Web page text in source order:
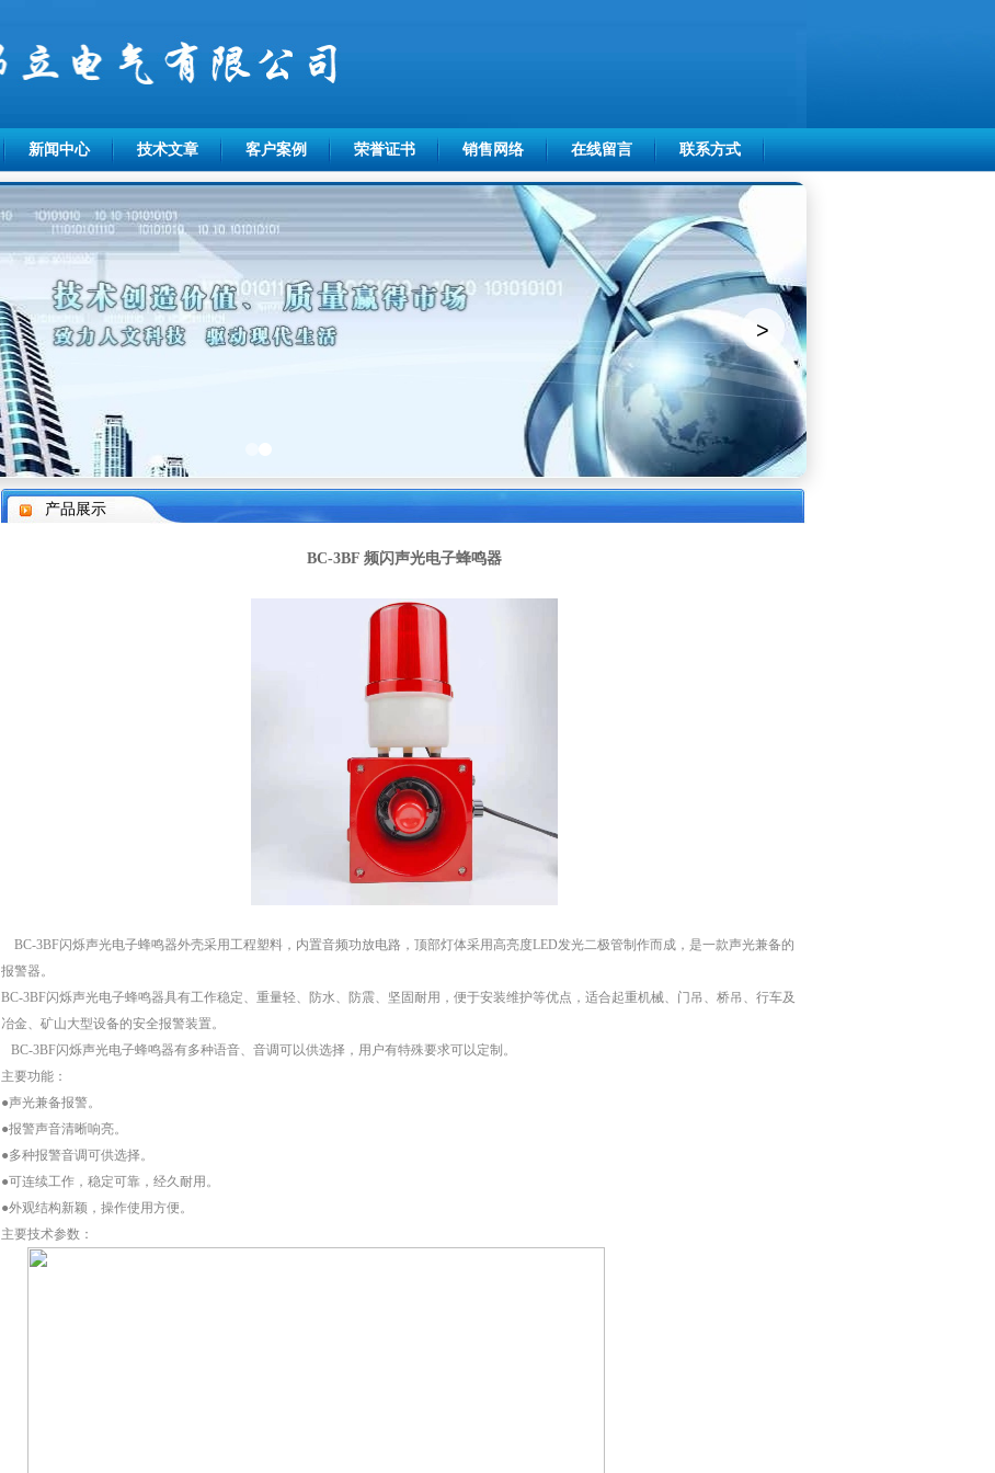
新闻中心 技术文章 客户案例 荣誉证书 销售网络 在线留言 联系方式
>
产品展示
BC-3BF 频闪声光电子蜂鸣器
BC-3BF闪烁声光电子蜂鸣器外壳采用工程塑料，内置音频功放电路，顶部灯体采用高亮度LED发光二极管制作而成，是一款声光兼备的
报警器。
BC-3BF闪烁声光电子蜂鸣器具有工作稳定、重量轻、防水、防震、坚固耐用，便于安装维护等优点，适合起重机械、门吊、桥吊、行车及
冶金、矿山大型设备的安全报警装置。
BC-3BF闪烁声光电子蜂鸣器有多种语音、音调可以供选择，用户有特殊要求可以定制。
主要功能：
●声光兼备报警。
●报警声音清晰响亮。
●多种报警音调可供选择。
●可连续工作，稳定可靠，经久耐用。
●外观结构新颖，操作使用方便。
主要技术参数：